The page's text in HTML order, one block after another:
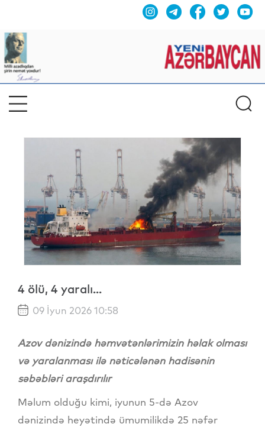
4 ölü, 4 yaralı...
09 İyun 2026 10:58
Azov dənizində həmvətənlərimizin həlak olması
və yaralanması ilə nəticələnən hadisənin
səbəbləri araşdırılır
Məlum olduğu kimi, iyunun 5-də Azov
dənizində heyətində ümumilikdə 25 nəfər